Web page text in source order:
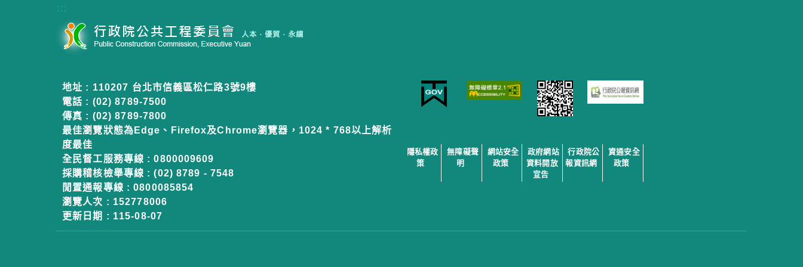
:::
地址 : 110207 台北市信義區松仁路3號9樓
電話 : (02) 8789-7500
傳真 : (02) 8789-7800
最佳瀏覽狀態為Edge、Firefox及Chrome瀏覽器，1024 * 768以上解析
度最佳
全民督工服務專線 : 0800009609
採購稽核檢舉專線 : (02) 8789 - 7548
閒置通報專線 : 0800085854
隱私權政
策
無障礙聲
明
網站安全
政策
政府網站
資料開放
宣告
行政院公
報資訊網
資通安全
政策
瀏覽人次 : 152778006
更新日期 : 115-08-07